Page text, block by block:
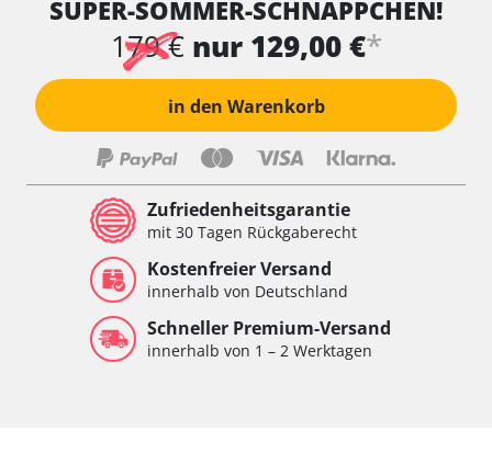
Wischersteuerung
Xenon links
Xenon rechts
Zentrale Bedieneinheit
Zentralelektronik
Zentralelektronik hinten
Zentralelektronik vorne
Zentralelektronik vorne Beifahrer
Zentralelektronik vorne Fahrer
Verfügbarkeit abhängig von Modell, Motorisierung, Ausstattung
und Konfiguration
SUPER-SOMMER-SCHNÄPPCHEN!
179 € nur 129,00 €*
in den Warenkorb
Zufriedenheitsgarantie
mit 30 Tagen Rückgaberecht
Kostenfreier Versand
innerhalb von Deutschland
Schneller Premium-Versand
innerhalb von 1 – 2 Werktagen